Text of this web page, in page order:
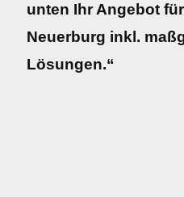
unten Ihr Angebot
Neuerburg inkl.
Lösungen.“